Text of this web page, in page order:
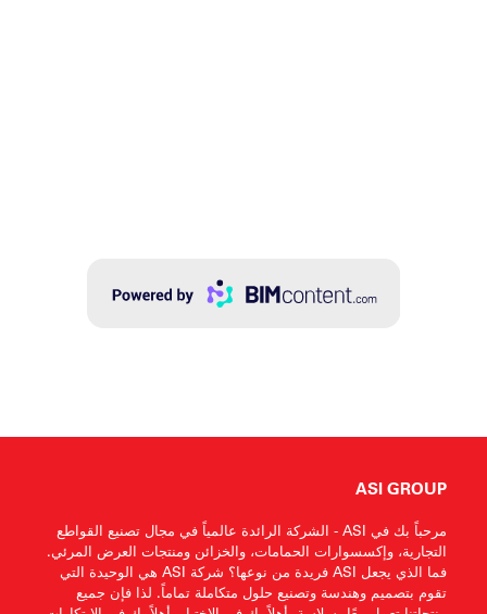
ASI GROUP
مرحباً بك في ASI - الشركة الرائدة عالمياً في مجال تصنيع القواطع
التجارية، وإكسسوارات الحمامات، والخزائن ومنتجات العرض المرئي.
فما الذي يجعل ASI فريدة من نوعها؟ شركة ASI هي الوحيدة التي
تقوم بتصميم وهندسة وتصنيع حلول متكاملة تماماً. لذا فإن جميع